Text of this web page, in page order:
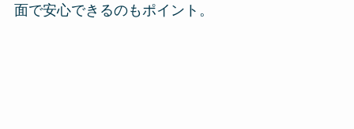
面で安心できるのもポイント。